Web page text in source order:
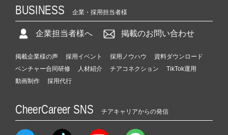
BUSINESS 企業・採用担当者様
企業担当者様へ 掲載のお問い合わせ
掲載企業様の声 採用イベント 採用ノウハウ
資料ダウンロード
ベンチャー合同研修
人材紹介 チアコネクション
TikTok運用
動画制作
採用代行
CheerCareer SNS チアキャリアからの発信